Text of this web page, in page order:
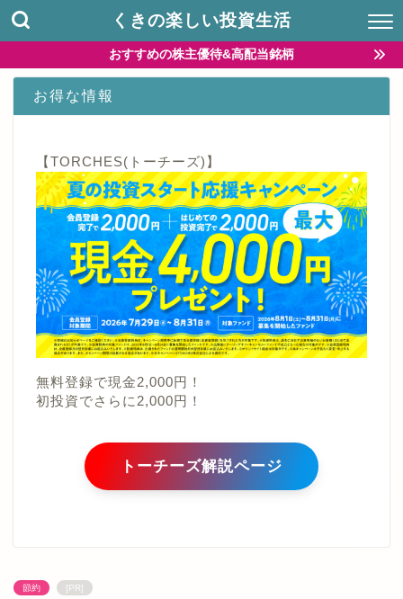
くきの楽しい投資生活
おすすめの株主優待&高配当銘柄
お得な情報
【TORCHES(トーチーズ)】
無料登録で現金2,000円！
初投資でさらに2,000円！
トーチーズ解説ページ
節約 [PR]